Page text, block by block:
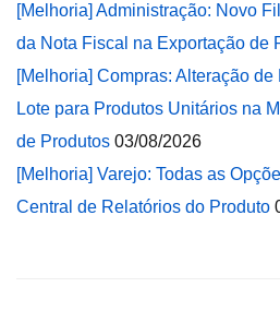
[Melhoria] Administração: Novo
da Nota Fiscal na Exportação de
[Melhoria] Compras: Alteração
Lote para Produtos Unitários na
de Produtos 03/08/2026
[Melhoria] Varejo: Todas as
Central de Relatórios do Produto